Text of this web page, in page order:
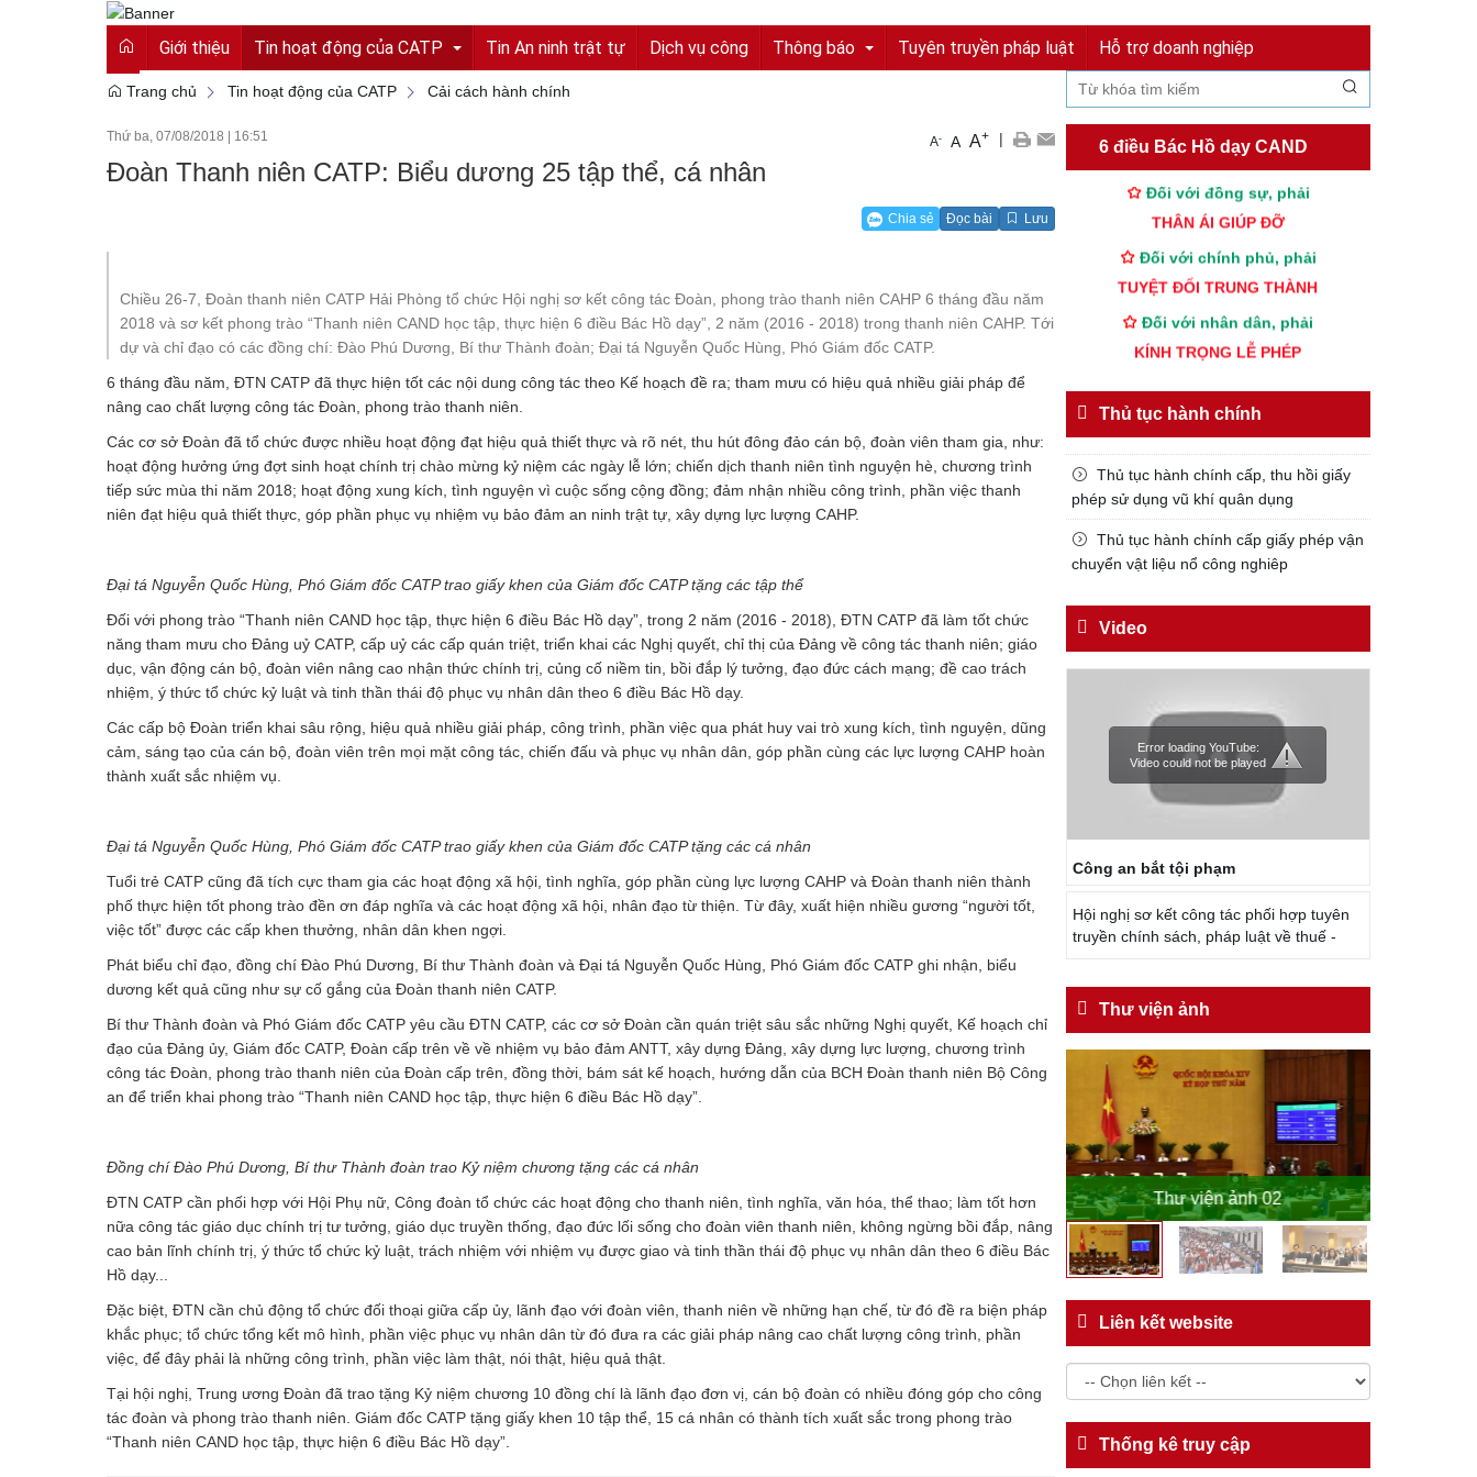
Đăng nhập Đăng ký
Giới thiệu Tin hoạt động của CATP
An toàn giao thông
Tin An ninh trật tự Dịch vụ công Thông báo
Tuyển sinh, tuyển dụng
Quyết định đình nã
Tìm tung tích nạn nhân
Tuyên truyền pháp luật Hỗ trợ doanh nghiệp
Trang chủ Tin hoạt động của CATP Cải cách hành chính
Thứ ba, 07/08/2018 16:51 A- A A+ |
Đoàn Thanh niên CATP: Biểu dương 25 tập thể, cá nhân
Chia sẻ Đọc bài Lưu
Chiều 26-7, Đoàn thanh niên CATP Hải Phòng tổ chức Hội nghị sơ kết công tác Đoàn, phong trào thanh niên CAHP 6 tháng đầu năm
2018 và sơ kết phong trào “Thanh niên CAND học tập, thực hiện 6 điều Bác Hồ dạy”, 2 năm (2016 - 2018) trong thanh niên CAHP. Tới
dự và chỉ đạo có các đồng chí: Đào Phú Dương, Bí thư Thành đoàn; Đại tá Nguyễn Quốc Hùng, Phó Giám đốc CATP.
6 tháng đầu năm, ĐTN CATP đã thực hiện tốt các nội dung công tác theo Kế hoạch đề ra; tham mưu có hiệu quả nhiều giải pháp để
nâng cao chất lượng công tác Đoàn, phong trào thanh niên.
Các cơ sở Đoàn đã tổ chức được nhiều hoạt động đạt hiệu quả thiết thực và rõ nét, thu hút đông đảo cán bộ, đoàn viên tham gia, như:
hoạt động hưởng ứng đợt sinh hoạt chính trị chào mừng kỷ niệm các ngày lễ lớn; chiến dịch thanh niên tình nguyện hè, chương trình
tiếp sức mùa thi năm 2018; hoạt động xung kích, tình nguyện vì cuộc sống cộng đồng; đảm nhận nhiều công trình, phần việc thanh
niên đạt hiệu quả thiết thực, góp phần phục vụ nhiệm vụ bảo đảm an ninh trật tự, xây dựng lực lượng CAHP.
Đại tá Nguyễn Quốc Hùng, Phó Giám đốc CATP trao giấy khen của Giám đốc CATP tặng các tập thể
Đối với phong trào “Thanh niên CAND học tập, thực hiện 6 điều Bác Hồ dạy”, trong 2 năm (2016 - 2018), ĐTN CATP đã làm tốt chức
năng tham mưu cho Đảng uỷ CATP, cấp uỷ các cấp quán triệt, triển khai các Nghị quyết, chỉ thị của Đảng về công tác thanh niên; giáo
dục, vận động cán bộ, đoàn viên nâng cao nhận thức chính trị, củng cố niềm tin, bồi đắp lý tưởng, đạo đức cách mạng; đề cao trách
nhiệm, ý thức tổ chức kỷ luật và tinh thần thái độ phục vụ nhân dân theo 6 điều Bác Hồ dạy.
Các cấp bộ Đoàn triển khai sâu rộng, hiệu quả nhiều giải pháp, công trình, phần việc qua phát huy vai trò xung kích, tình nguyện, dũng
cảm, sáng tạo của cán bộ, đoàn viên trên mọi mặt công tác, chiến đấu và phục vụ nhân dân, góp phần cùng các lực lượng CAHP hoàn
thành xuất sắc nhiệm vụ.
Đại tá Nguyễn Quốc Hùng, Phó Giám đốc CATP trao giấy khen của Giám đốc CATP tặng các cá nhân
Tuổi trẻ CATP cũng đã tích cực tham gia các hoạt động xã hội, tình nghĩa, góp phần cùng lực lượng CAHP và Đoàn thanh niên thành
phố thực hiện tốt phong trào đền ơn đáp nghĩa và các hoạt động xã hội, nhân đạo từ thiện. Từ đây, xuất hiện nhiều gương “người tốt,
việc tốt” được các cấp khen thưởng, nhân dân khen ngợi.
Phát biểu chỉ đạo, đồng chí Đào Phú Dương, Bí thư Thành đoàn và Đại tá Nguyễn Quốc Hùng, Phó Giám đốc CATP ghi nhận, biểu
dương kết quả cũng như sự cố gắng của Đoàn thanh niên CATP.
Bí thư Thành đoàn và Phó Giám đốc CATP yêu cầu ĐTN CATP, các cơ sở Đoàn cần quán triệt sâu sắc những Nghị quyết, Kế hoạch chỉ
đạo của Đảng ủy, Giám đốc CATP, Đoàn cấp trên về về nhiệm vụ bảo đảm ANTT, xây dựng Đảng, xây dựng lực lượng, chương trình
công tác Đoàn, phong trào thanh niên của Đoàn cấp trên, đồng thời, bám sát kế hoạch, hướng dẫn của BCH Đoàn thanh niên Bộ Công
an để triển khai phong trào “Thanh niên CAND học tập, thực hiện 6 điều Bác Hồ dạy”.
Đồng chí Đào Phú Dương, Bí thư Thành đoàn trao Kỷ niệm chương tặng các cá nhân
ĐTN CATP cần phối hợp với Hội Phụ nữ, Công đoàn tổ chức các hoạt động cho thanh niên, tình nghĩa, văn hóa, thể thao; làm tốt hơn
nữa công tác giáo dục chính trị tư tưởng, giáo dục truyền thống, đạo đức lối sống cho đoàn viên thanh niên, không ngừng bồi đắp, nâng
cao bản lĩnh chính trị, ý thức tổ chức kỷ luật, trách nhiệm với nhiệm vụ được giao và tinh thần thái độ phục vụ nhân dân theo 6 điều Bác
Hồ dạy...
Đặc biệt, ĐTN cần chủ động tổ chức đối thoại giữa cấp ủy, lãnh đạo với đoàn viên, thanh niên về những hạn chế, từ đó đề ra biện pháp
khắc phục; tổ chức tổng kết mô hình, phần việc phục vụ nhân dân từ đó đưa ra các giải pháp nâng cao chất lượng công trình, phần
việc, để đây phải là những công trình, phần việc làm thật, nói thật, hiệu quả thật.
Tại hội nghị, Trung ương Đoàn đã trao tặng Kỷ niệm chương 10 đồng chí là lãnh đạo đơn vị, cán bộ đoàn có nhiều đóng góp cho công
tác đoàn và phong trào thanh niên. Giám đốc CATP tặng giấy khen 10 tập thể, 15 cá nhân có thành tích xuất sắc trong phong trào
“Thanh niên CAND học tập, thực hiện 6 điều Bác Hồ dạy”.
6 điều Bác Hồ dạy CAND
TƯ CÁCH
NGƯỜI CÔNG AN CÁCH MỆNH LÀ:
CẦN, KIỆM, LIÊM, CHÍNH
Đối với đồng sự, phải
THÂN ÁI GIÚP ĐỠ
Đối với chính phủ, phải
TUYỆT ĐỐI TRUNG THÀNH
Đối với nhân dân, phải
KÍNH TRỌNG LỄ PHÉP
TẬN TỤY
Đối với địch, phải
CƯƠNG QUYẾT, KHÔN KHÉO
Trích thư Chủ tịch Hồ Chí Minh
gửi Công an Khu XII,
ngày 11 tháng 3 năm 1948.
Thủ tục hành chính
Thủ tục hành chính cấp, thu hồi giấy
phép sử dụng vũ khí quân dụng
Thủ tục hành chính cấp giấy phép vận
chuyển vật liệu nổ công nghiêp
Video
Error loading YouTube:
Video could not be played
Công an bắt tội phạm
Hội nghị sơ kết công tác phối hợp tuyên
truyền chính sách, pháp luật về thuế -
Thư viện ảnh
Thư viện ảnh demo Thư viện ảnh 02
Liên kết website
Thống kê truy cập